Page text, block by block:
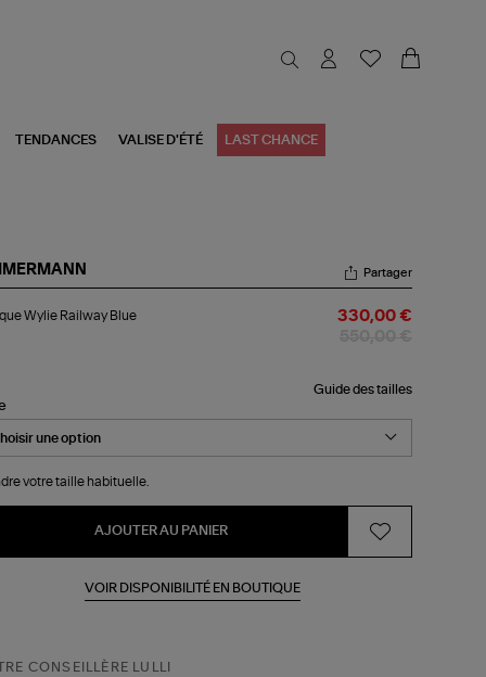
TENDANCES VALISE D'ÉTÉ LAST CHANCE
Partager
Wylie Railway Blue 330,00 €
Guide des tailles
votre taille habituelle.
AJOUTER AU PANIER
VOIR DISPONIBILITÉ EN BOUTIQUE
CONSEILLÈRE LULLI